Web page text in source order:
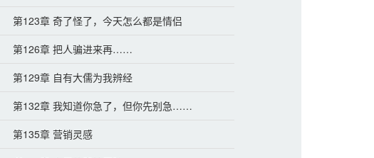
第123章 奇了怪了，今天怎么都是情侣
第126章 把人骗进来再……
第129章 自有大儒为我辨经
第132章 我知道你急了，但你先别急……
第135章 营销灵感